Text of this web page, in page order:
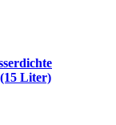
Liter)